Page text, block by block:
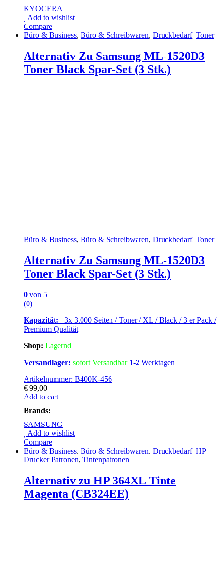
KYOCERA
Add to wishlist
Compare
Büro & Business, Büro & Schreibwaren, Druckbedarf, Toner
Alternativ Zu Samsung ML-1520D3
Toner Black Spar-Set (3 Stk.)
Büro & Business, Büro & Schreibwaren, Druckbedarf, Toner
Alternativ Zu Samsung ML-1520D3
Toner Black Spar-Set (3 Stk.)
0 von 5
(0)
Kapazität: 3x 3.000 Seiten / Toner / XL / Black / 3 er Pack /
Premium Qualität
Shop: Lagernd
Versandlager: sofort Versandbar 1-2 Werktagen
Artikelnummer: B400K-456
€ 99,00
Add to cart
Brands:
SAMSUNG
Add to wishlist
Compare
Büro & Business, Büro & Schreibwaren, Druckbedarf, HP
Drucker Patronen, Tintenpatronen
Alternativ zu HP 364XL Tinte
Magenta (CB324EE)